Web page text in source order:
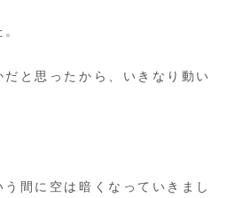
と思ったから、いきなり動い
間に空は暗くなっていきまし